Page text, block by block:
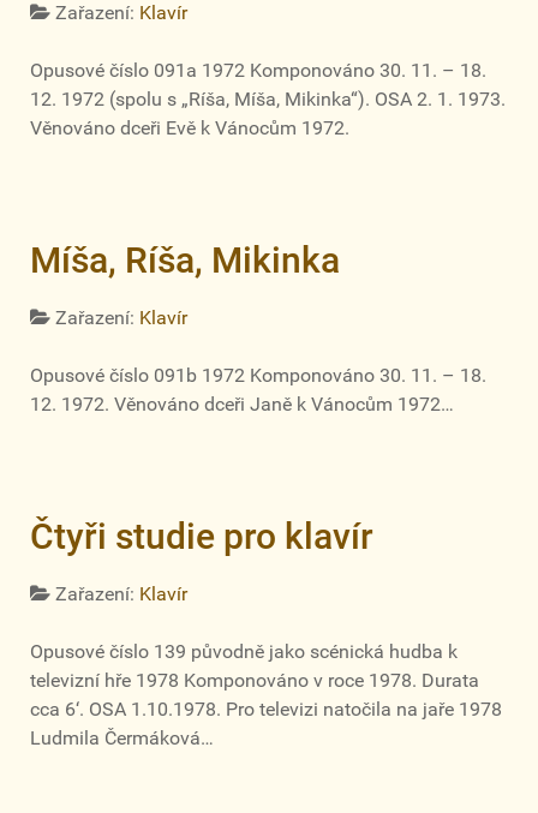
Zařazení: Klavír
Opusové číslo 091a 1972 Komponováno 30. 11. – 18.
12. 1972 (spolu s „Ríša, Míša, Mikinka“). OSA 2. 1. 1973.
Věnováno dceři Evě k Vánocům 1972.
Míša, Ríša, Mikinka
Zařazení: Klavír
Opusové číslo 091b 1972 Komponováno 30. 11. – 18.
12. 1972. Věnováno dceři Janě k Vánocům 1972…
Čtyři studie pro klavír
Zařazení: Klavír
Opusové číslo 139 původně jako scénická hudba k
televizní hře 1978 Komponováno v roce 1978. Durata
cca 6‘. OSA 1.10.1978. Pro televizi natočila na jaře 1978
Ludmila Čermáková…